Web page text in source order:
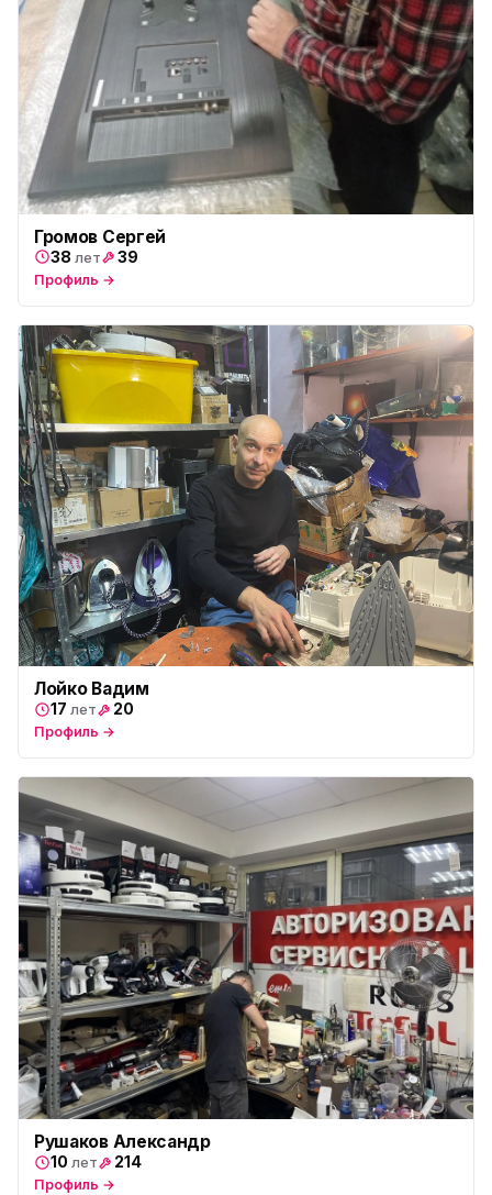
Громов Сергей
38 лет 39
Профиль →
Лойко Вадим
17 лет 20
Профиль →
Рушаков Александр
10 лет 214
Профиль →